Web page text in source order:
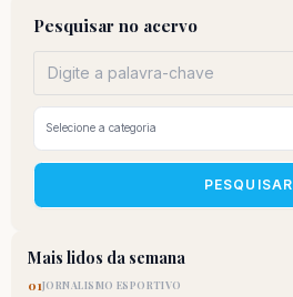
Pesquisar no acervo
PESQUISAR
Mais lidos da semana
01JORNALISMO ESPORTIVO